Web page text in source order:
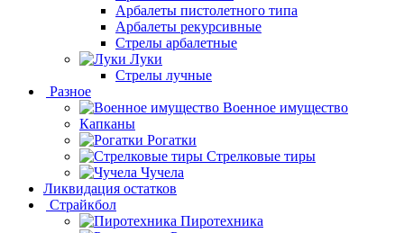
Арбалеты пистолетного типа
Арбалеты рекурсивные
Стрелы арбалетные
Луки
Стрелы лучные
Разное
Военное имущество
Капканы
Рогатки
Стрелковые тиры
Чучела
Ликвидация остатков
Страйкбол
Пиротехника